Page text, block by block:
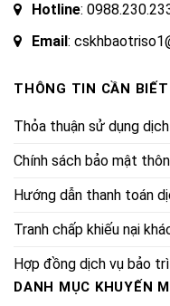
Hotline:
Email:
THÔNG TIN CẦN BIẾT
Thỏa thuận sử dụng
Chính sách bảo mật
Hướng dẫn thanh toán
Tranh chấp khiếu nại
Hợp đồng dịch vụ bảo
DANH MỤC KHUYẾN